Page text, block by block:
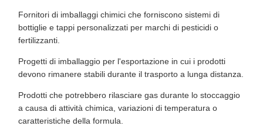
Fornitori di imballaggi chimici che forniscono sistemi di
bottiglie e tappi personalizzati per marchi di pesticidi o
fertilizzanti.
Progetti di imballaggio per l'esportazione in cui i prodotti
devono rimanere stabili durante il trasporto a lunga distanza.
Prodotti che potrebbero rilasciare gas durante lo stoccaggio
a causa di attività chimica, variazioni di temperatura o
caratteristiche della formula.